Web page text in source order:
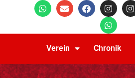
Verein Chronik